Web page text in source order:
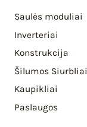
Saulės moduliai
Inverteriai
Konstrukcija
Šilumos Siurbliai
Kaupikliai
Paslaugos